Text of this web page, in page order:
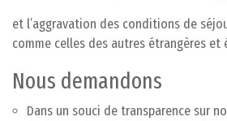
et l’aggravation des conditions de
comme celles des autres étrangères et
Nous demandons
Dans un souci de transparence sur